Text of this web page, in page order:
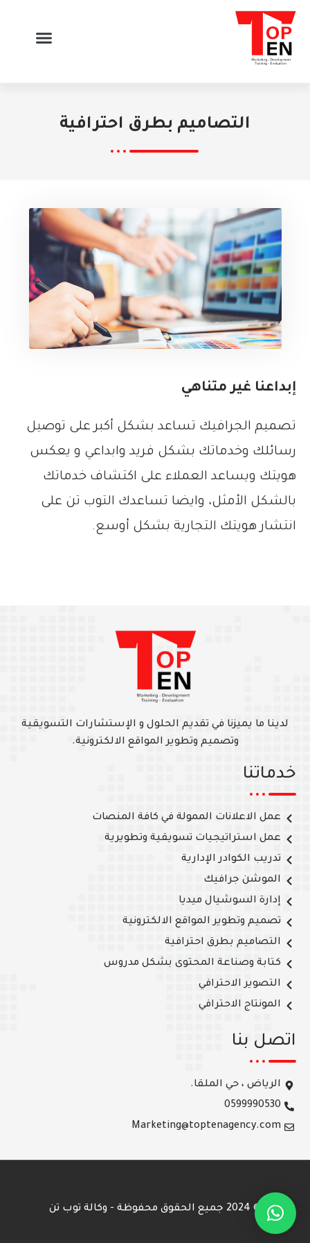
التصاميم بطرق احترافية
إبداعنا غير متناهي
تصميم الجرافيك تساعد بشكل أكبر على توصيل
رسائلك وخدماتك بشكل فريد وابداعي و يعكس
هويتك ويساعد العملاء على اكتشاف خدماتك
بالشكل الأمثل، وايضا تساعدك التوب تن على
انتشار هويتك التجارية بشكل أوسع.
لدينا ما يميزنا في تقديم الحلول و الإستشارات التسويقية
وتصميم وتطوير المواقع الالكترونية.
خدماتنا
عمل الاعلانات الممولة في كافة المنصات
عمل استراتيجيات تسويقية وتطويرية
تدريب الكوادر الإدارية
الموشن جرافيك
إدارة السوشيال ميديا
تصميم وتطوير المواقع الالكترونية
التصاميم بطرق احترافية
كتابة وصناعة المحتوى بشكل مدروس
التصوير الاحترافي
المونتاج الاحترافي
اتصل بنا
الرياض ، حي الملقا.
0599990530
Marketing@toptenagency.com
© 2024 جميع الحقوق محفوظة - وكالة توب تن